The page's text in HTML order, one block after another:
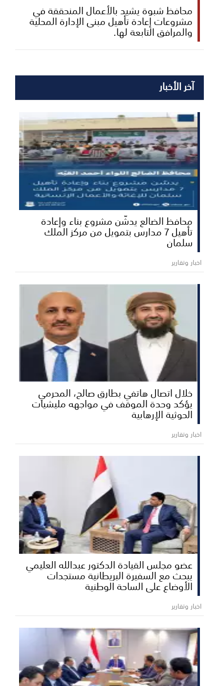
محافظ شبوة يشيد بالأعمال المنحققة في
مشروعات إعادة تأهيل مبنى الإدارة المحلية
والمرافق التابعة لها.
آخر الأخبار
محافظ الضالع يدشّن مشروع بناء وإعادة
تأهيل 7 مدارس بتمويل من مركز الملك
سلمان
اخبار وتقارير
خلال اتصال هاتفي بطارق صالح، المحرمي
يؤكد وحدة الموقف في مواجهه مليشيات
الحوثية الإرهابية
اخبار وتقارير
عضو مجلس القيادة الدكتور عبدالله العليمي
يبحث مع السفيرة البريطانية مستجدات
الأوضاع على الساحة الوطنية
اخبار وتقارير